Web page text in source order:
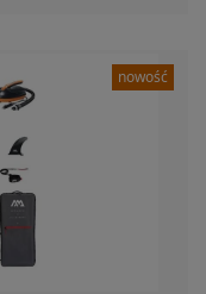
nowość